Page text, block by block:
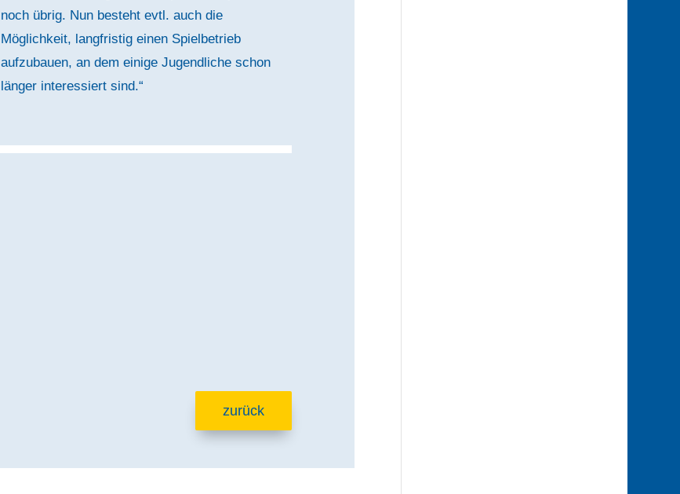
noch übrig. Nun besteht evtl. auch die
Möglichkeit, langfristig einen Spielbetrieb
aufzubauen, an dem einige Jugendliche schon
länger interessiert sind.“
zurück